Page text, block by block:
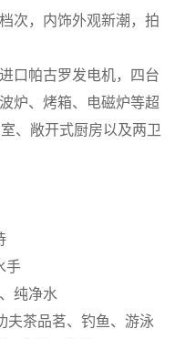
次 ， 内饰外观新潮，拍
口帕古罗发电机，四台
炉、烤箱、电磁炉等超
、 敞开式厨房以及两卫
手
纯净水
夫茶品茗、钓鱼、游泳